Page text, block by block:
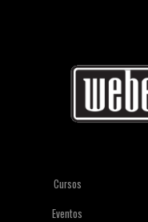
Cursos
Eventos